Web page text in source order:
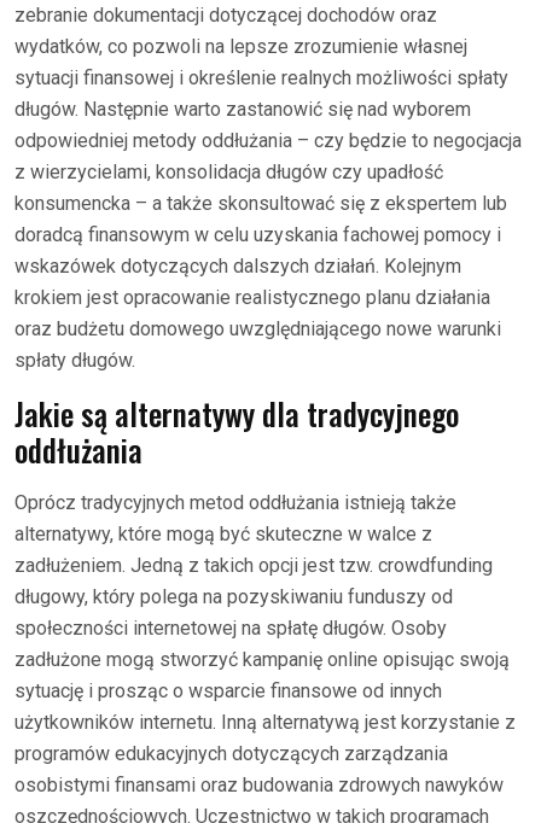
zebranie dokumentacji dotyczącej dochodów oraz
wydatków, co pozwoli na lepsze zrozumienie własnej
sytuacji finansowej i określenie realnych możliwości spłaty
długów. Następnie warto zastanowić się nad wyborem
odpowiedniej metody oddłużania – czy będzie to negocjacja
z wierzycielami, konsolidacja długów czy upadłość
konsumencka – a także skonsultować się z ekspertem lub
doradcą finansowym w celu uzyskania fachowej pomocy i
wskazówek dotyczących dalszych działań. Kolejnym
krokiem jest opracowanie realistycznego planu działania
oraz budżetu domowego uwzględniającego nowe warunki
spłaty długów.
Jakie są alternatywy dla tradycyjnego
oddłużania
Oprócz tradycyjnych metod oddłużania istnieją także
alternatywy, które mogą być skuteczne w walce z
zadłużeniem. Jedną z takich opcji jest tzw. crowdfunding
długowy, który polega na pozyskiwaniu funduszy od
społeczności internetowej na spłatę długów. Osoby
zadłużone mogą stworzyć kampanię online opisując swoją
sytuację i prosząc o wsparcie finansowe od innych
użytkowników internetu. Inną alternatywą jest korzystanie z
programów edukacyjnych dotyczących zarządzania
osobistymi finansami oraz budowania zdrowych nawyków
oszczędnościowych. Uczestnictwo w takich programach